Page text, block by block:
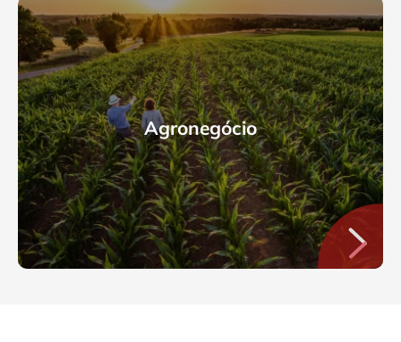
Agronegócio